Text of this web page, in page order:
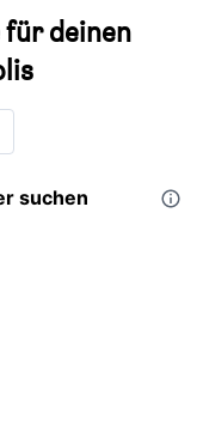
für deinen
suchen